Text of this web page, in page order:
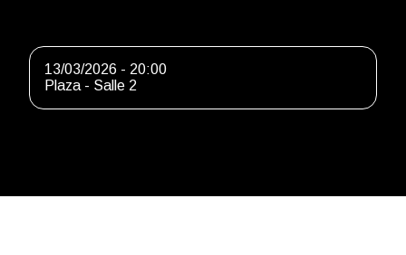
13/03/2026 - 20:00
Plaza - Salle 2